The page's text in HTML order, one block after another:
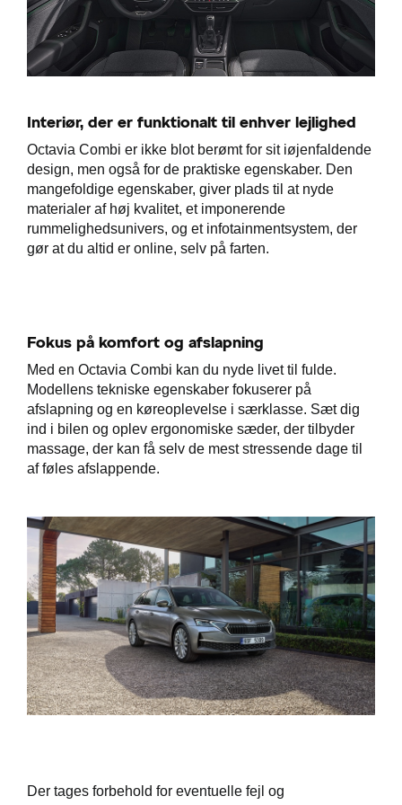
Interiør, der er funktionalt til enhver lejlighed
Octavia Combi er ikke blot berømt for sit iøjenfaldende
design, men også for de praktiske egenskaber. Den
mangefoldige egenskaber, giver plads til at nyde
materialer af høj kvalitet, et imponerende
rummelighedsunivers, og et infotainmentsystem, der
gør at du altid er online, selv på farten.
Fokus på komfort og afslapning
Med en Octavia Combi kan du nyde livet til fulde.
Modellens tekniske egenskaber fokuserer på
afslapning og en køreoplevelse i særklasse. Sæt dig
ind i bilen og oplev ergonomiske sæder, der tilbyder
massage, der kan få selv de mest stressende dage til
af føles afslappende.
Der tages forbehold for eventuelle fejl og